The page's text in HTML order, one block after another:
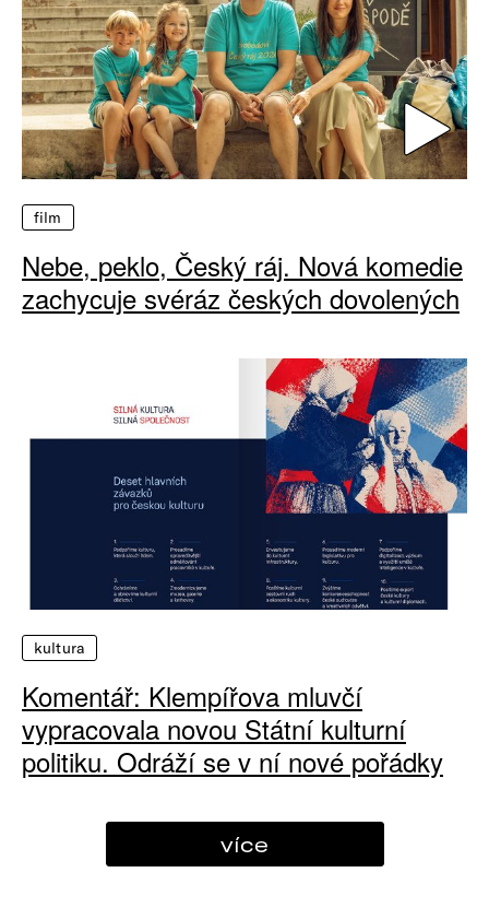
film
Nebe, peklo, Český ráj. Nová komedie
zachycuje svéráz českých dovolených
kultura
Komentář: Klempířova mluvčí
vypracovala novou Státní kulturní
politiku. Odráží se v ní nové pořádky
více